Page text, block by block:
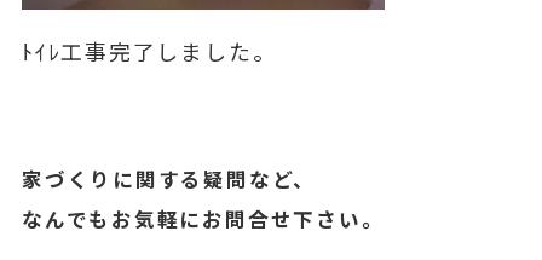
ﾄｲﾚ工事完了しました。
家づくりに関する疑問など、
なんでもお気軽にお問合せ下さい。